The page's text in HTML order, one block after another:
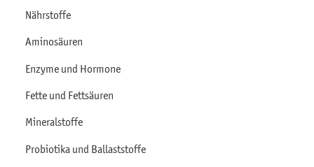
Nährstoffe
Aminosäuren
Enzyme und Hormone
Fette und Fettsäuren
Mineralstoffe
Probiotika und Ballaststoffe